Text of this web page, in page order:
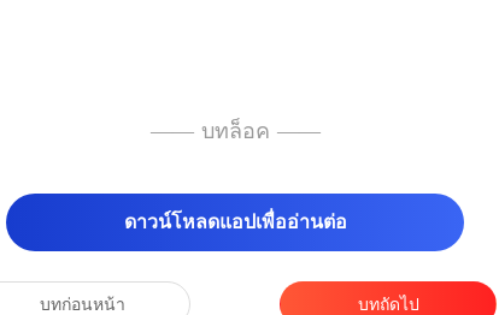
—— บทล็อค ——
ดาวน์โหลดแอปเพื่ออ่านต่อ
บทก่อนหน้า บทถัดไป